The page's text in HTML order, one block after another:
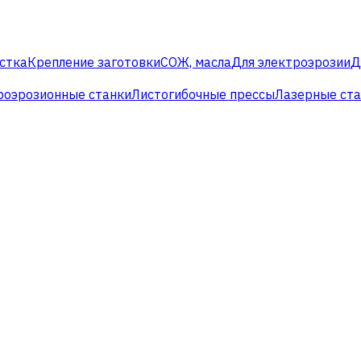
Крепление заготовкиСОЖ, маслаДля электроэрозии
станкиЛистогибочные прессыЛазерные